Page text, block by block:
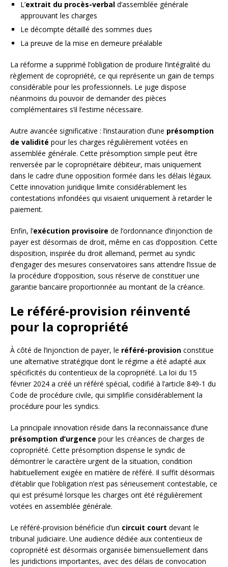
L’extrait du procès-verbal d’assemblée générale
approuvant les charges
Le décompte détaillé des sommes dues
La preuve de la mise en demeure préalable
La réforme a supprimé l’obligation de produire l’intégralité du
règlement de copropriété, ce qui représente un gain de temps
considérable pour les professionnels. Le juge dispose
néanmoins du pouvoir de demander des pièces
complémentaires s’il l’estime nécessaire.
Autre avancée significative : l’instauration d’une présomption
de validité pour les charges régulièrement votées en
assemblée générale. Cette présomption simple peut être
renversée par le copropriétaire débiteur, mais uniquement
dans le cadre d’une opposition formée dans les délais légaux.
Cette innovation juridique limite considérablement les
contestations infondées qui visaient uniquement à retarder le
paiement.
Enfin, l’exécution provisoire de l’ordonnance d’injonction de
payer est désormais de droit, même en cas d’opposition. Cette
disposition, inspirée du droit allemand, permet au syndic
d’engager des mesures conservatoires sans attendre l’issue de
la procédure d’opposition, sous réserve de constituer une
garantie bancaire proportionnée au montant de la créance.
Le référé-provision réinventé
pour la copropriété
À côté de l’injonction de payer, le référé-provision constitue
une alternative stratégique dont le régime a été adapté aux
spécificités du contentieux de la copropriété. La loi du 15
février 2024 a créé un référé spécial, codifié à l’article 849-1 du
Code de procédure civile, qui simplifie considérablement la
procédure pour les syndics.
La principale innovation réside dans la reconnaissance d’une
présomption d’urgence pour les créances de charges de
copropriété. Cette présomption dispense le syndic de
démontrer le caractère urgent de la situation, condition
habituellement exigée en matière de référé. Il suffit désormais
d’établir que l’obligation n’est pas sérieusement contestable, ce
qui est présumé lorsque les charges ont été régulièrement
votées en assemblée générale.
Le référé-provision bénéficie d’un circuit court devant le
tribunal judiciaire. Une audience dédiée aux contentieux de
copropriété est désormais organisée bimensuellement dans
les juridictions importantes, avec des délais de convocation